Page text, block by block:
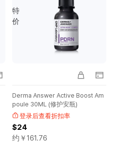
特
价
Derma Answer Active Boost Am
poule 30ML (修护安瓶)
登录后查看折扣率
$24
约￥161.76